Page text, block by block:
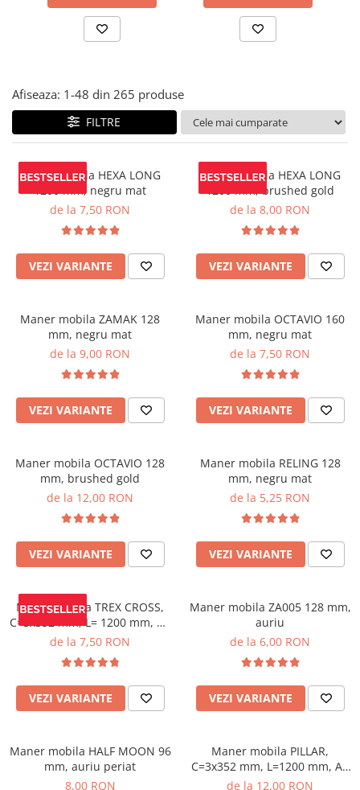
Solutii de curatat & adezivi
Nivela bule/ laser
Alte scule & unelte
Afiseaza: 1-48 din 265 produse
FILTRE
Maner mobila HEXA LONG
1200 mm, negru mat
de la 7,50 RON
VEZI VARIANTE
Maner mobila HEXA LONG
1200 mm, brushed gold
de la 8,00 RON
VEZI VARIANTE
Maner mobila ZAMAK 128
mm, negru mat
de la 9,00 RON
VEZI VARIANTE
Maner mobila OCTAVIO 160
mm, negru mat
de la 7,50 RON
VEZI VARIANTE
Maner mobila OCTAVIO 128
mm, brushed gold
de la 12,00 RON
VEZI VARIANTE
Maner mobila RELING 128
mm, negru mat
de la 5,25 RON
VEZI VARIANTE
Maner mobila TREX CROSS,
C=3x352 mm, L= 1200 mm, Al,
negru mat
de la 7,50 RON
VEZI VARIANTE
Maner mobila ZA005 128 mm,
auriu
de la 6,00 RON
VEZI VARIANTE
Maner mobila HALF MOON 96
mm, auriu periat
8,00 RON
Maner mobila PILLAR,
C=3x352 mm, L=1200 mm, Al,
negru mat
de la 12,00 RON